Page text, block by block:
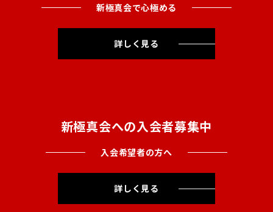
新極真会で心極める
詳しく見る
新極真会への入会者募集中
入会希望者の方へ
詳しく見る